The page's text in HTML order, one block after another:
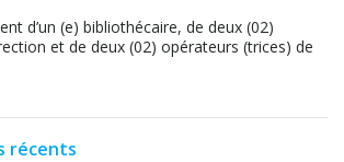
d’un (e) bibliothécaire, de deux (02)
et de deux (02) opérateurs (trices) de
récents